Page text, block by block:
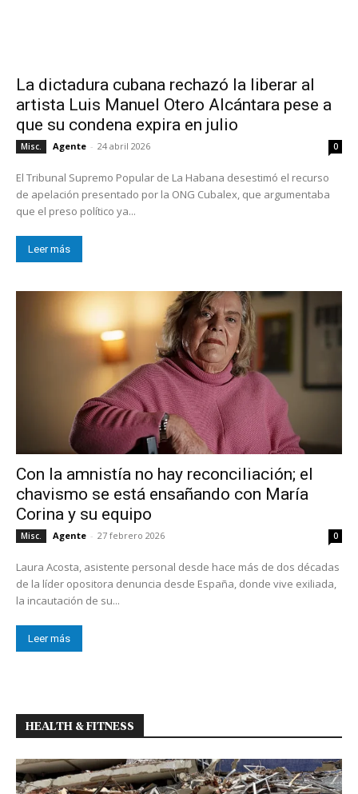
La dictadura cubana rechazó la liberar al
artista Luis Manuel Otero Alcántara pese a
que su condena expira en julio
Misc. Agente - 24 abril 2026 0
El Tribunal Supremo Popular de La Habana desestimó el recurso
de apelación presentado por la ONG Cubalex, que argumentaba
que el preso político ya...
Leer más
Con la amnistía no hay reconciliación; el
chavismo se está ensañando con María
Corina y su equipo
Misc. Agente - 27 febrero 2026 0
Laura Acosta, asistente personal desde hace más de dos décadas
de la líder opositora denuncia desde España, donde vive exiliada,
la incautación de su...
Leer más
HEALTH & FITNESS